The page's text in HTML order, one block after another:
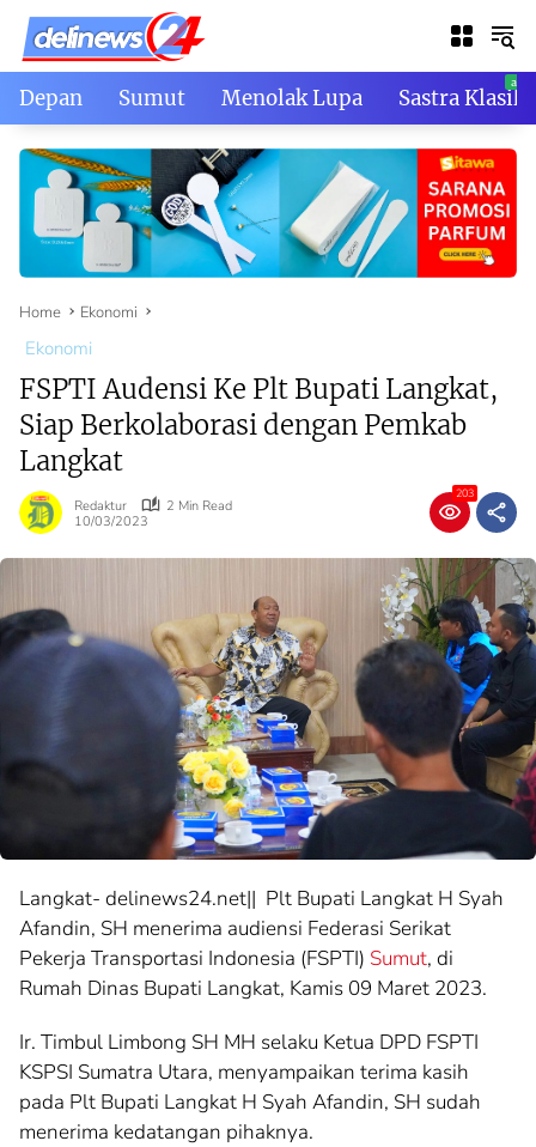
Skip
content
Depan Sumut Menolak Lupa Sastra Klasik
Home Ekonomi
Ekonomi
FSPTI Audensi Ke Plt Bupati Langkat,
Siap Berkolaborasi dengan Pemkab
Langkat
Redaktur
2 Min Read
10/03/2023
203
Langkat- delinews24.net|| Plt Bupati Langkat H Syah
Afandin, SH menerima audiensi Federasi Serikat
Pekerja Transportasi Indonesia (FSPTI) Sumut, di
Rumah Dinas Bupati Langkat, Kamis 09 Maret 2023.
Ir. Timbul Limbong SH MH selaku Ketua DPD FSPTI
KSPSI Sumatra Utara, menyampaikan terima kasih
pada Plt Bupati Langkat H Syah Afandin, SH sudah
menerima kedatangan pihaknya.